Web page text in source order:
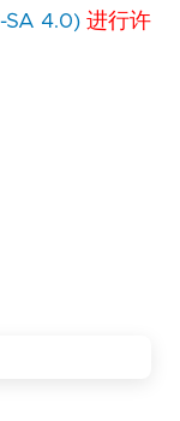
SA 4.0) 进行许